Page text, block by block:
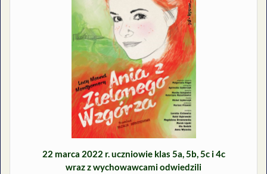
22 marca 2022 r. uczniowie klas 5a, 5b, 5c i 4c
wraz z wychowawcami odwiedzili